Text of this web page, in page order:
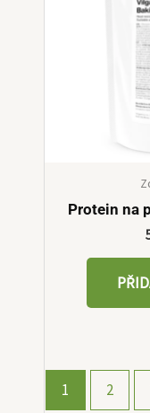
Protein na
1 2